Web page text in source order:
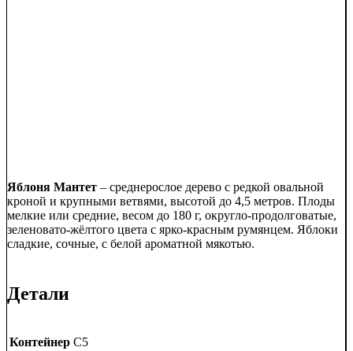
Яблоня Мантет – среднерослое дерево с редкой овальной
кроной и крупными ветвями, высотой до 4,5 метров. Плоды
мелкие или средние, весом до 180 г, округло-продолговатые,
зеленовато-жёлтого цвета с ярко-красным румянцем. Яблоки
сладкие, сочные, с белой ароматной мякотью.
Детали
Контейнер C5